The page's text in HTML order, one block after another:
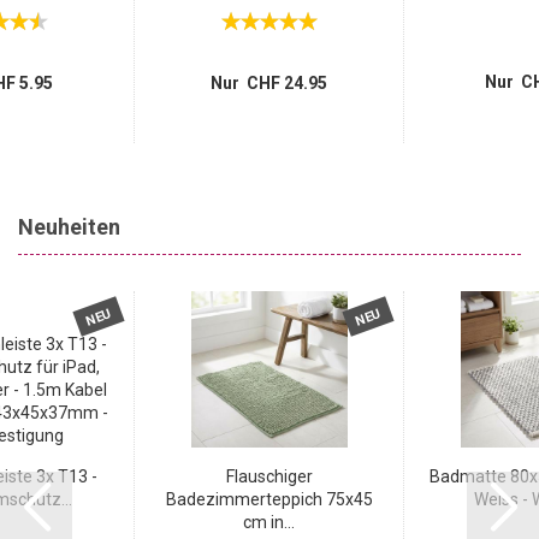
5.95 Nur CHF 24.95 Nur
Neuheiten
NEU
3x T13 -
NEU
Flauschiger
Badezimmerteppich 75x45
cm in...
Badmatte
Weiss -